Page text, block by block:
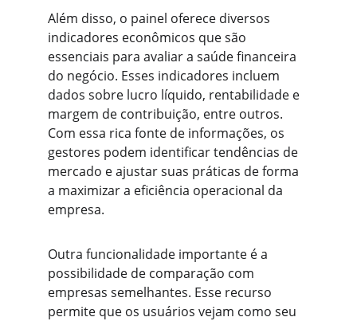
Além disso, o painel oferece diversos
indicadores econômicos que são
essenciais para avaliar a saúde financeira
do negócio. Esses indicadores incluem
dados sobre lucro líquido, rentabilidade e
margem de contribuição, entre outros.
Com essa rica fonte de informações, os
gestores podem identificar tendências de
mercado e ajustar suas práticas de forma
a maximizar a eficiência operacional da
empresa.
Outra funcionalidade importante é a
possibilidade de comparação com
empresas semelhantes. Esse recurso
permite que os usuários vejam como seu